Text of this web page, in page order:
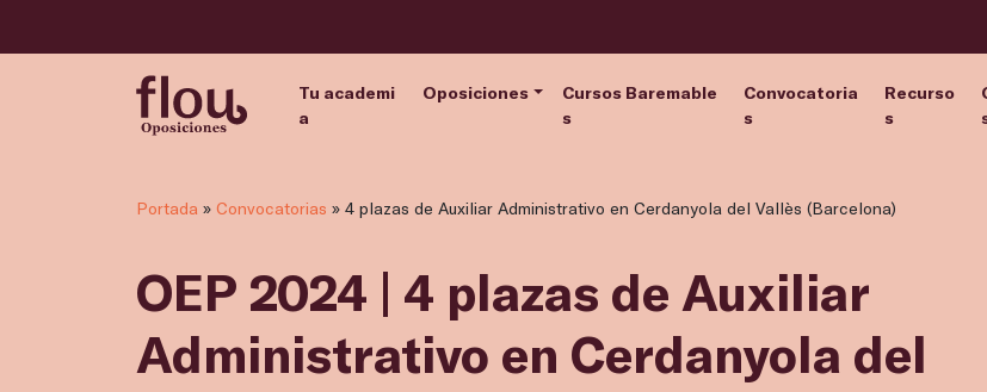
Tu academi
a
Oposiciones
Cursos Baremable
s
Convocatoria
s
Recurso
s
Portada » Convocatorias » 4 plazas de Auxiliar Administrativo en Cerdanyola del Vallès (Barcelona)
OEP 2024 | 4 plazas de Auxiliar
Administrativo en Cerdanyola del